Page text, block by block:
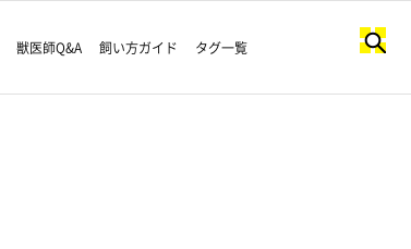
獣医師Q&A 飼い方ガイド タグ一覧